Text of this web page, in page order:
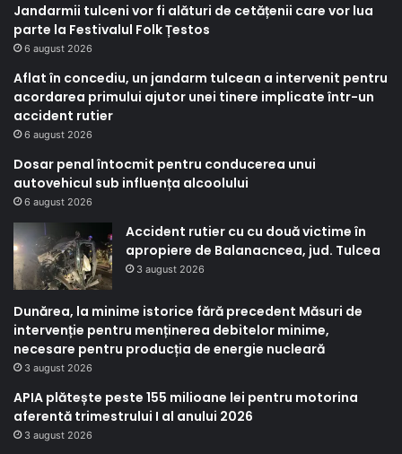
Jandarmii tulceni vor fi alături de cetățenii care vor lua
parte la Festivalul Folk Țestos
6 august 2026
Aflat în concediu, un jandarm tulcean a intervenit pentru
acordarea primului ajutor unei tinere implicate într-un
accident rutier
6 august 2026
Dosar penal întocmit pentru conducerea unui
autovehicul sub influența alcoolului
6 august 2026
Accident rutier cu cu două victime în
apropiere de Balanacncea, jud. Tulcea
3 august 2026
Dunărea, la minime istorice fără precedent Măsuri de
intervenție pentru menținerea debitelor minime,
necesare pentru producția de energie nucleară
3 august 2026
APIA plătește peste 155 milioane lei pentru motorina
aferentă trimestrului I al anului 2026
3 august 2026